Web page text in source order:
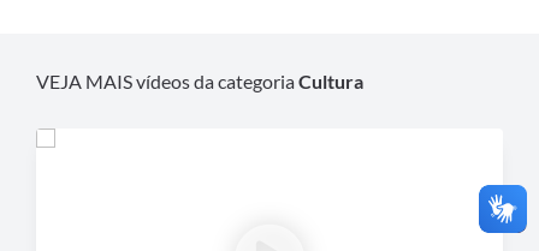
VEJA MAIS vídeos da categoriaCultura